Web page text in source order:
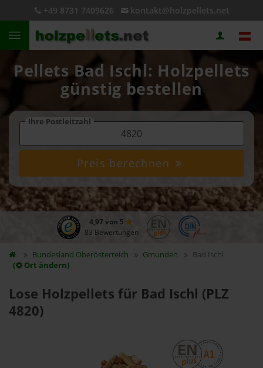
+49 8731 7409626 kontakt@holzpellets.net
Pellets Bad Ischl: Holzpellets
günstig bestellen
Ihre Postleitzahl
Preis berechnen
4,97 von 5
83 Bewertungen
Bundesland Oberösterreich Gmunden
Bad Ischl
(
Ort ändern)
Lose Holzpellets für Bad Ischl (PLZ
4820)